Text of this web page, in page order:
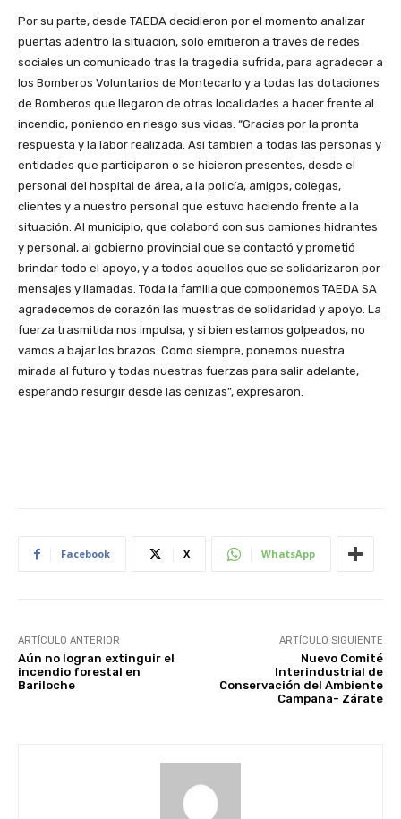
Por su parte, desde TAEDA decidieron por el momento analizar
puertas adentro la situación, solo emitieron a través de redes
sociales un comunicado tras la tragedia sufrida, para agradecer a
los Bomberos Voluntarios de Montecarlo y a todas las dotaciones
de Bomberos que llegaron de otras localidades a hacer frente al
incendio, poniendo en riesgo sus vidas. “Gracias por la pronta
respuesta y la labor realizada. Así también a todas las personas y
entidades que participaron o se hicieron presentes, desde el
personal del hospital de área, a la policía, amigos, colegas,
clientes y a nuestro personal que estuvo haciendo frente a la
situación. Al municipio, que colaboró con sus camiones hidrantes
y personal, al gobierno provincial que se contactó y prometió
brindar todo el apoyo, y a todos aquellos que se solidarizaron por
mensajes y llamadas. Toda la familia que componemos TAEDA SA
agradecemos de corazón las muestras de solidaridad y apoyo. La
fuerza trasmitida nos impulsa, y si bien estamos golpeados, no
vamos a bajar los brazos. Como siempre, ponemos nuestra
mirada al futuro y todas nuestras fuerzas para salir adelante,
esperando resurgir desde las cenizas”, expresaron.
Facebook X WhatsApp
ARTÍCULO ANTERIOR
Aún no logran extinguir el
incendio forestal en
Bariloche
ARTÍCULO SIGUIENTE
Nuevo Comité
Interindustrial de
Conservación del Ambiente
Campana- Zárate